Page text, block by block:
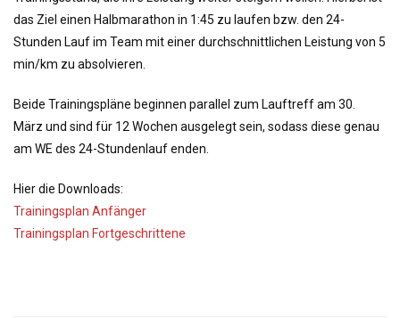
das Ziel einen Halbmarathon in 1:45 zu laufen bzw. den 24-
Stunden Lauf im Team mit einer durchschnittlichen Leistung von 5
min/km zu absolvieren.
Beide Trainingspläne beginnen parallel zum Lauftreff am 30.
März und sind für 12 Wochen ausgelegt sein, sodass diese genau
am WE des 24-Stundenlauf enden.
Hier die Downloads:
Trainingsplan Anfänger
Trainingsplan Fortgeschrittene